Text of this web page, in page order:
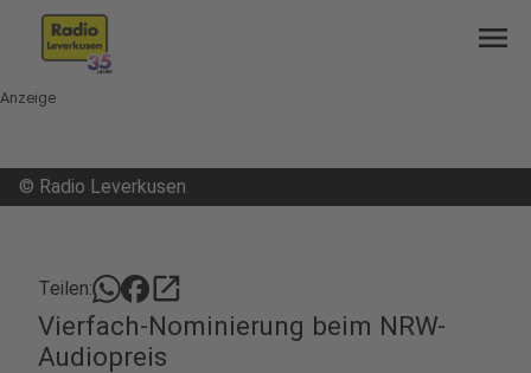
menu
Anzeige
© Radio Leverkusen
Teilen: open_in_new
Vierfach-Nominierung beim NRW-
Audiopreis